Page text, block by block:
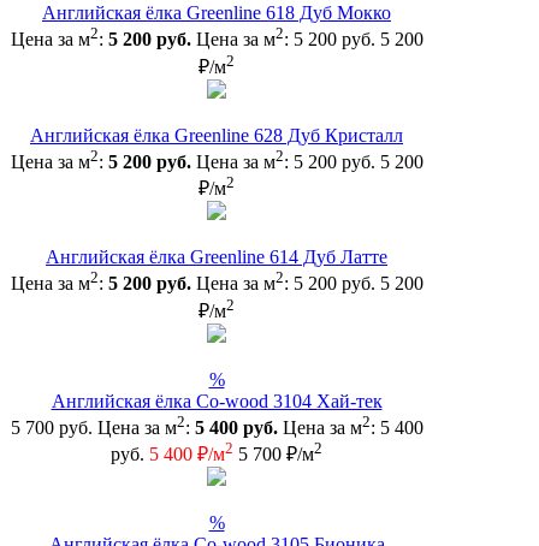
Английская ёлка Greenline 618 Дуб Мокко
Цена за м2: 5 200 руб. Цена за м2: 5 200 руб. 5 200
₽/м2
Английская ёлка Greenline 628 Дуб Кристалл
Цена за м2: 5 200 руб. Цена за м2: 5 200 руб. 5 200
₽/м2
Английская ёлка Greenline 614 Дуб Латте
Цена за м2: 5 200 руб. Цена за м2: 5 200 руб. 5 200
₽/м2
%
Английская ёлка Co-wood 3104 Хай-тек
5 700 руб. Цена за м2: 5 400 руб. Цена за м2: 5 400
руб. 5 400 ₽/м2 5 700 ₽/м2
%